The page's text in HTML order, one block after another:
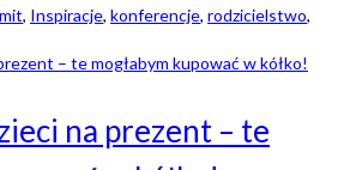
, Inspiracje, konferencje, rodzicielstwo,
na prezent – te